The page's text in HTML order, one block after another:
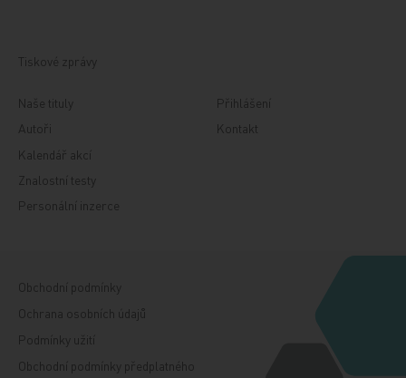
Tiskové zprávy
Naše tituly
Autoři
Kalendář akcí
Znalostní testy
Personální inzerce
Přihlášení
Kontakt
Obchodní podmínky
Ochrana osobních údajů
Podmínky užití
Obchodní podmínky předplatného